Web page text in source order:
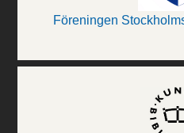
Föreningen